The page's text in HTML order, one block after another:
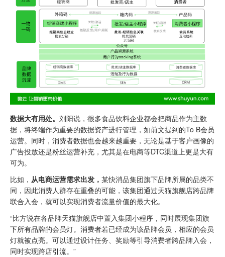
数据大有用处。 刘阳说，很多食品饮料企业都会把商品作为主数
据，将终端作为重要的数据资产进行管理，如前文提到的To B会员
运营。同时，消费者数据也会越来越重要，无论是基于客户画像的
广告投放还是粉丝运营补充，尤其是在电商等DTC渠道上更是大有
可为。
比如， 从电商运营需求出发 ， 某快消品集团旗下品牌所属的品类不
同，因此消费人群存在重叠的可能，该集团通过天猫旗舰店跨品牌
联合入会，就可以实现消费者流量价值的最大化。
“比方说在各品牌天猫旗舰店中置入集团小程序，同时展现集团旗
下所有品牌的会员灯。消费者若已经成为该品牌会员，相应的会员
灯就被点亮。可以通过设计任务、奖励等引导消费者跨品牌入会，
同时实现跨店引流。”